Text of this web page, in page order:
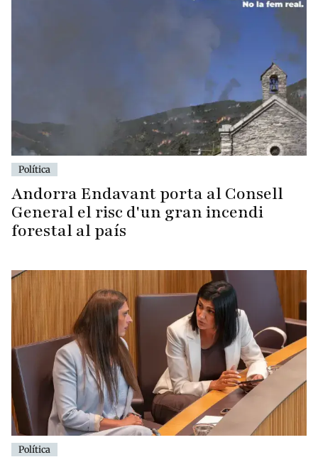
Política
Andorra Endavant porta al Consell
General el risc d'un gran incendi
forestal al país
Política